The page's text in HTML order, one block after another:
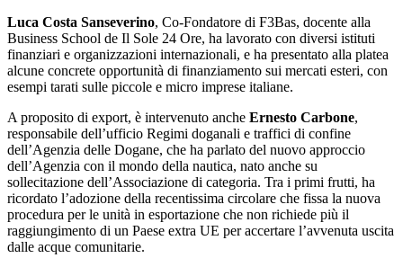
Luca Costa Sanseverino, Co-Fondatore di F3Bas, docente alla
Business School de Il Sole 24 Ore, ha lavorato con diversi istituti
finanziari e organizzazioni internazionali, e ha presentato alla platea
alcune concrete opportunità di finanziamento sui mercati esteri, con
esempi tarati sulle piccole e micro imprese italiane.
A proposito di export, è intervenuto anche Ernesto Carbone,
responsabile dell’ufficio Regimi doganali e traffici di confine
dell’Agenzia delle Dogane, che ha parlato del nuovo approccio
dell’Agenzia con il mondo della nautica, nato anche su
sollecitazione dell’Associazione di categoria. Tra i primi frutti, ha
ricordato l’adozione della recentissima circolare che fissa la nuova
procedura per le unità in esportazione che non richiede più il
raggiungimento di un Paese extra UE per accertare l’avvenuta uscita
dalle acque comunitarie.